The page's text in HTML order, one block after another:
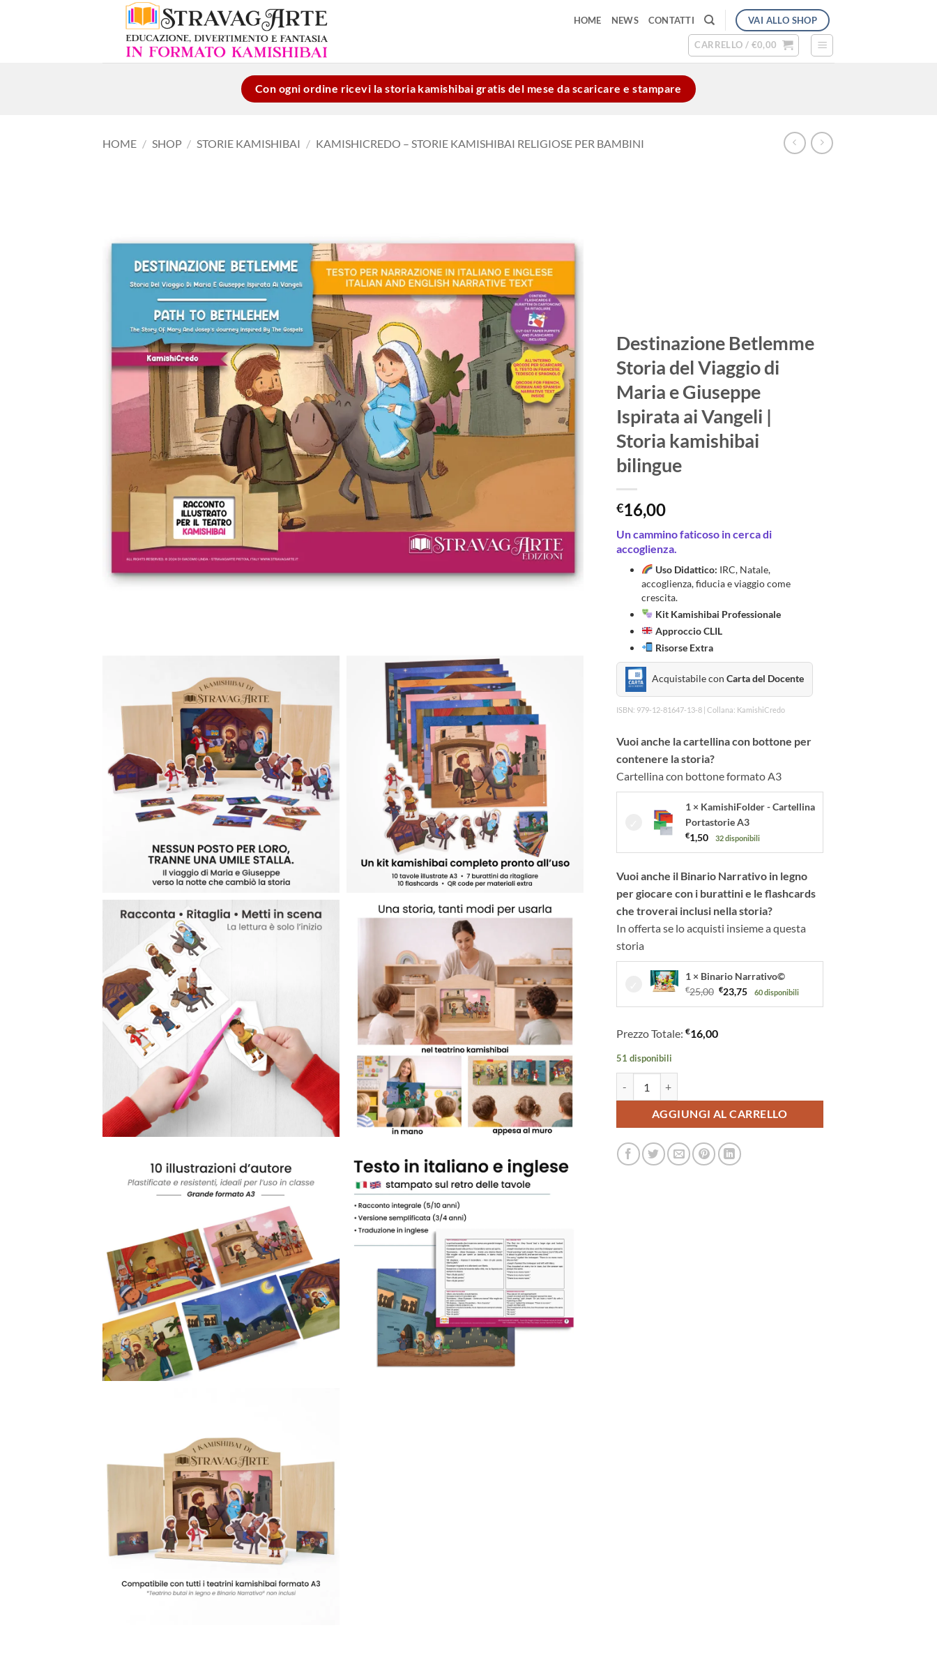
HOME NEWS CONTATTI VAI ALLO SHOP
CARRELLO / €0,00
Con ogni ordine ricevi la storia kamishibai gratis del mese da scaricare e stampare
HOME / SHOP / STORIE KAMISHIBAI / KAMISHICREDO – STORIE KAMISHIBAI RELIGIOSE PER BAMBINI
Destinazione Betlemme
Storia del Viaggio di
Maria e Giuseppe
Ispirata ai Vangeli |
Storia kamishibai
bilingue
€16,00
Un cammino faticoso in cerca di
accoglienza.
Uso Didattico: IRC, Natale,
accoglienza, fiducia e viaggio come
crescita.
Kit Kamishibai Professionale
Approccio CLIL
Risorse Extra
Acquistabile con Carta del Docente
ISBN: 979-12-81647-13-8 | Collana: KamishiCredo
Vuoi anche la cartellina con bottone per
contenere la storia?
Cartellina con bottone formato A3
1 × KamishiFolder - Cartellina
Portastorie A3
€1,50 32 disponibili
Vuoi anche il Binario Narrativo in legno
per giocare con i burattini e le flashcards
che troverai inclusi nella storia?
In offerta se lo acquisti insieme a questa
storia
1 × Binario Narrativo©
€25,00 Il
prezzo
era:
€23,75Il
prezzo
60 disponibili
Prezzo Totale: €16,00
51 disponibili
AGGIUNGI AL CARRELLO